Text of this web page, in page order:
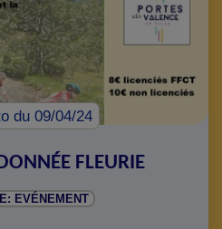
du 09/04/24
FLEURIE
EVÉNEMENT